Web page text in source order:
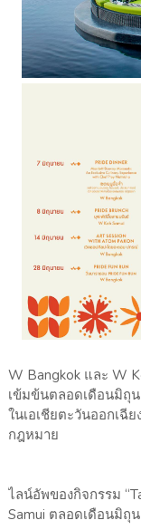
W Bangkok และ W
เข้มข้นตลอดเดือนมิถุ
ในเอเชียตะวันออกเฉี
กฎหมาย
ไลน์อัพของกิจกรรม
Samui ตลอดเดือนมิถุ